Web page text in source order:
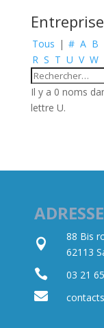
Tous | # A B
R S T U V W
Il y a 0 noms
lettre U.
ADRESSE

88 Bis
62113
 03 21
